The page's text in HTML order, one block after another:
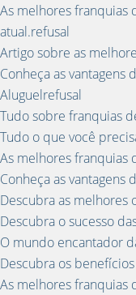
As melhores franquias
atual.refusal
Artigo sobre as
Conheça as vantagens
Aluguelrefusal
Tudo sobre franquias
Tudo o que você
As melhores franquias
Conheça as vantagens
Descubra as melhores
Descubra o sucesso
O mundo encantador
Descubra os
As melhores franquias